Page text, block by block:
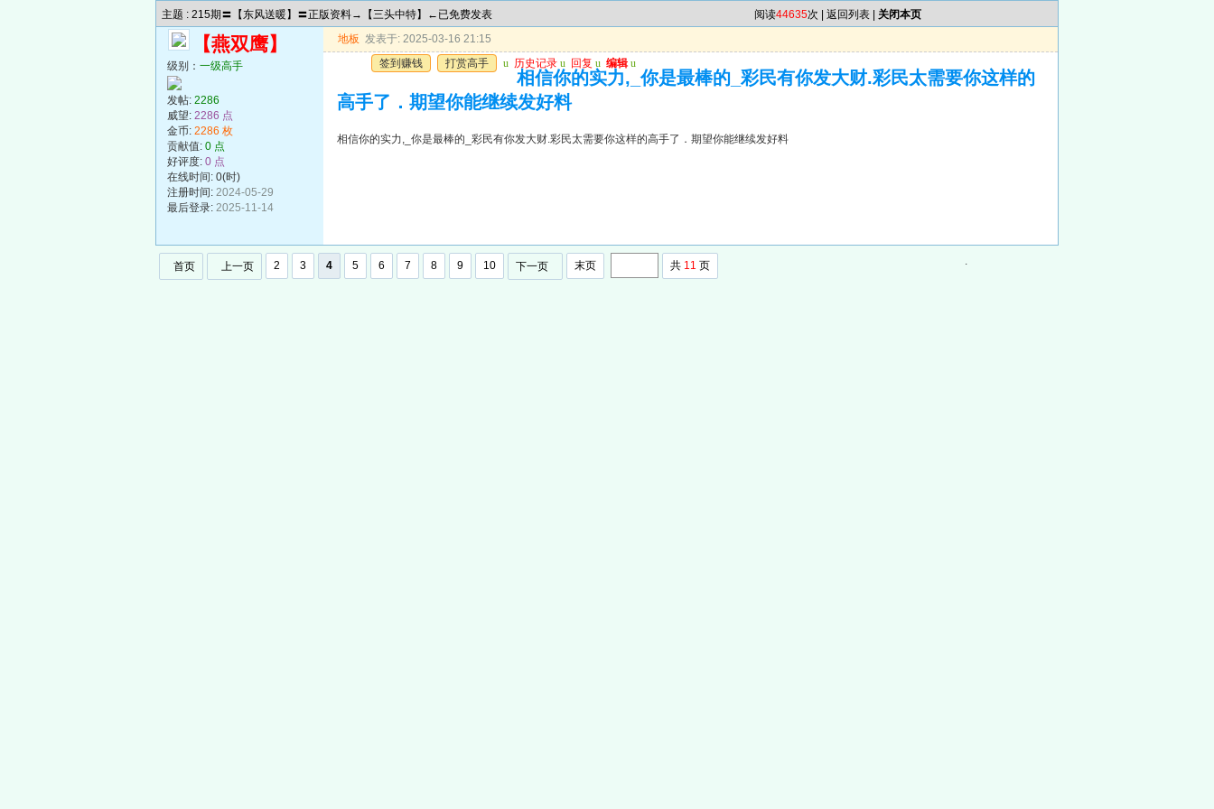
主题 : 215期〓【东风送暖】〓正版资料→【三头中特】←已免费发表 阅读44635次 | 返回列表 关闭本页
【燕双鹰】
级别： 一级高手
发帖: 2286
威望: 2286 点
金币: 2286 枚
贡献值: 0 点
好评度: 0 点
在线时间: 0(时)
注册时间: 2024-05-29
最后登录: 2025-11-14
地板 发表于: 2025-03-16 21:15
签到赚钱
打赏高手 u 历史记录 u 回复 u 编辑 u
相信你的实力,_你是最棒的_彩民有你发大财.彩民太需要你这样的
高手了．期望你能继续发好料
相信你的实力,_你是最棒的_彩民有你发大财.彩民太需要你这样的高手了．期望你能继续发好料
首页 上一页 2 3 4 5 6 7 8 9 10 下一页 末页 共 11 页 .